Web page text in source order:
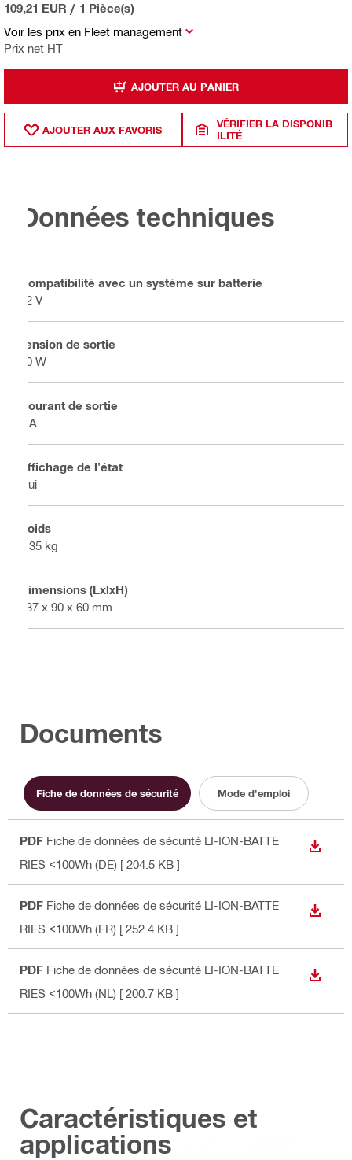
Voir les prix en Fleet management
Prix net HT
109,21 EUR / 1 Pièce(s)
AJOUTER AU PANIER
AJOUTER AUX FAVORIS
VÉRIFIER LA DISPONIB
ILITÉ
Données techniques
Compatibilité avec un système sur batterie
12 V
Tension de sortie
50 W
Courant de sortie
4 A
Affichage de l'état
Oui
Poids
0.35 kg
Dimensions (LxlxH)
137 x 90 x 60 mm
Documents
Fiche de données de sécurité Mode d'emploi
PDF Fiche de données de sécurité LI-ION-BATTE
RIES <100Wh (DE) [ 204.5 KB ]
PDF Fiche de données de sécurité LI-ION-BATTE
RIES <100Wh (FR) [ 252.4 KB ]
PDF Fiche de données de sécurité LI-ION-BATTE
RIES <100Wh (NL) [ 200.7 KB ]
Caractéristiques et
applications